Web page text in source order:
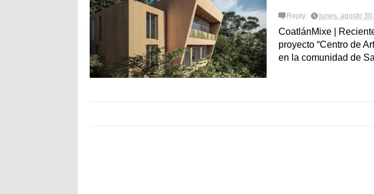
Reply lunes, agosto
CoatlánMixe |
proyecto “Centro de
en la comunidad de